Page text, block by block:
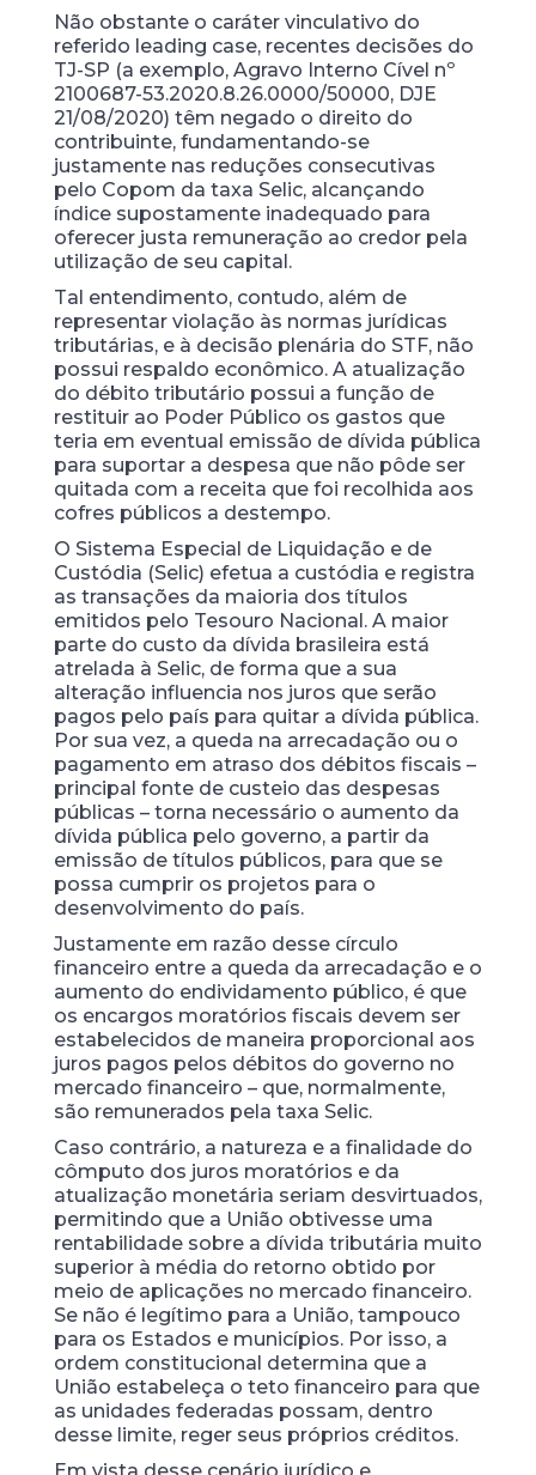
Não obstante o caráter vinculativo do
referido leading case, recentes decisões do
TJ-SP (a exemplo, Agravo Interno Cível nº
2100687-53.2020.8.26.0000/50000, DJE
21/08/2020) têm negado o direito do
contribuinte, fundamentando-se
justamente nas reduções consecutivas
pelo Copom da taxa Selic, alcançando
índice supostamente inadequado para
oferecer justa remuneração ao credor pela
utilização de seu capital.
Tal entendimento, contudo, além de
representar violação às normas jurídicas
tributárias, e à decisão plenária do STF, não
possui respaldo econômico. A atualização
do débito tributário possui a função de
restituir ao Poder Público os gastos que
teria em eventual emissão de dívida pública
para suportar a despesa que não pôde ser
quitada com a receita que foi recolhida aos
cofres públicos a destempo.
O Sistema Especial de Liquidação e de
Custódia (Selic) efetua a custódia e registra
as transações da maioria dos títulos
emitidos pelo Tesouro Nacional. A maior
parte do custo da dívida brasileira está
atrelada à Selic, de forma que a sua
alteração influencia nos juros que serão
pagos pelo país para quitar a dívida pública.
Por sua vez, a queda na arrecadação ou o
pagamento em atraso dos débitos fiscais –
principal fonte de custeio das despesas
públicas – torna necessário o aumento da
dívida pública pelo governo, a partir da
emissão de títulos públicos, para que se
possa cumprir os projetos para o
desenvolvimento do país.
Justamente em razão desse círculo
financeiro entre a queda da arrecadação e o
aumento do endividamento público, é que
os encargos moratórios fiscais devem ser
estabelecidos de maneira proporcional aos
juros pagos pelos débitos do governo no
mercado financeiro – que, normalmente,
são remunerados pela taxa Selic.
Caso contrário, a natureza e a finalidade do
cômputo dos juros moratórios e da
atualização monetária seriam desvirtuados,
permitindo que a União obtivesse uma
rentabilidade sobre a dívida tributária muito
superior à média do retorno obtido por
meio de aplicações no mercado financeiro.
Se não é legítimo para a União, tampouco
para os Estados e municípios. Por isso, a
ordem constitucional determina que a
União estabeleça o teto financeiro para que
as unidades federadas possam, dentro
desse limite, reger seus próprios créditos.